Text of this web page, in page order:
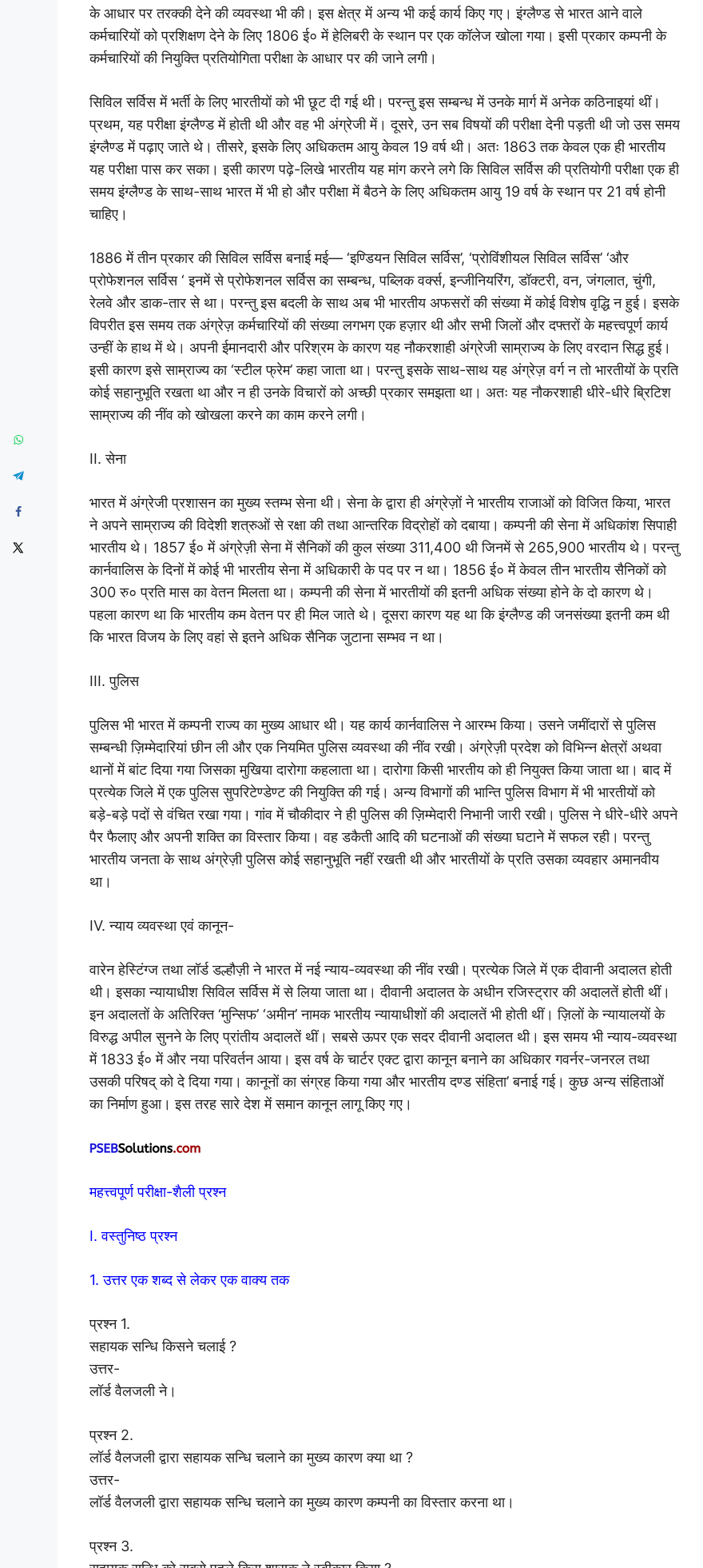
के आधार पर तरक्की देने की व्यवस्था भी की। इस क्षेत्र में अन्य भी कई कार्य किए गए। इंग्लैण्ड से भारत आने वाले
कर्मचारियों को प्रशिक्षण देने के लिए 1806 ई० में हेलिबरी के स्थान पर एक कॉलेज खोला गया। इसी प्रकार कम्पनी के
कर्मचारियों की नियुक्ति प्रतियोगिता परीक्षा के आधार पर की जाने लगी।
सिविल सर्विस में भर्ती के लिए भारतीयों को भी छूट दी गई थी। परन्तु इस सम्बन्ध में उनके मार्ग में अनेक कठिनाइयां थीं।
प्रथम, यह परीक्षा इंग्लैण्ड में होती थी और वह भी अंग्रेजी में। दूसरे, उन सब विषयों की परीक्षा देनी पड़ती थी जो उस समय
इंग्लैण्ड में पढ़ाए जाते थे। तीसरे, इसके लिए अधिकतम आयु केवल 19 वर्ष थी। अतः 1863 तक केवल एक ही भारतीय
यह परीक्षा पास कर सका। इसी कारण पढ़े-लिखे भारतीय यह मांग करने लगे कि सिविल सर्विस की प्रतियोगी परीक्षा एक ही
समय इंग्लैण्ड के साथ-साथ भारत में भी हो और परीक्षा में बैठने के लिए अधिकतम आयु 19 वर्ष के स्थान पर 21 वर्ष होनी
चाहिए।
1886 में तीन प्रकार की सिविल सर्विस बनाई मई— ‘इण्डियन सिविल सर्विस’, ‘प्रोविंशीयल सिविल सर्विस’ ‘और
प्रोफेशनल सर्विस ‘ इनमें से प्रोफेशनल सर्विस का सम्बन्ध, पब्लिक वर्क्स, इन्जीनियरिंग, डॉक्टरी, वन, जंगलात, चुंगी,
रेलवे और डाक-तार से था। परन्तु इस बदली के साथ अब भी भारतीय अफसरों की संख्या में कोई विशेष वृद्धि न हुई। इसके
विपरीत इस समय तक अंग्रेज़ कर्मचारियों की संख्या लगभग एक हज़ार थी और सभी जिलों और दफ्तरों के महत्त्वपूर्ण कार्य
उन्हीं के हाथ में थे। अपनी ईमानदारी और परिश्रम के कारण यह नौकरशाही अंग्रेजी साम्राज्य के लिए वरदान सिद्ध हुई।
इसी कारण इसे साम्राज्य का ‘स्टील फ्रेम’ कहा जाता था। परन्तु इसके साथ-साथ यह अंग्रेज़ वर्ग न तो भारतीयों के प्रति
कोई सहानुभूति रखता था और न ही उनके विचारों को अच्छी प्रकार समझता था। अतः यह नौकरशाही धीरे-धीरे ब्रिटिश
साम्राज्य की नींव को खोखला करने का काम करने लगी।
II. सेना
भारत में अंग्रेजी प्रशासन का मुख्य स्तम्भ सेना थी। सेना के द्वारा ही अंग्रेज़ों ने भारतीय राजाओं को विजित किया, भारत
ने अपने साम्राज्य की विदेशी शत्रुओं से रक्षा की तथा आन्तरिक विद्रोहों को दबाया। कम्पनी की सेना में अधिकांश सिपाही
भारतीय थे। 1857 ई० में अंग्रेज़ी सेना में सैनिकों की कुल संख्या 311,400 थी जिनमें से 265,900 भारतीय थे। परन्तु
कार्नवालिस के दिनों में कोई भी भारतीय सेना में अधिकारी के पद पर न था। 1856 ई० में केवल तीन भारतीय सैनिकों को
300 रु० प्रति मास का वेतन मिलता था। कम्पनी की सेना में भारतीयों की इतनी अधिक संख्या होने के दो कारण थे।
पहला कारण था कि भारतीय कम वेतन पर ही मिल जाते थे। दूसरा कारण यह था कि इंग्लैण्ड की जनसंख्या इतनी कम थी
कि भारत विजय के लिए वहां से इतने अधिक सैनिक जुटाना सम्भव न था।
III. पुलिस
पुलिस भी भारत में कम्पनी राज्य का मुख्य आधार थी। यह कार्य कार्नवालिस ने आरम्भ किया। उसने जमींदारों से पुलिस
सम्बन्धी ज़िम्मेदारियां छीन ली और एक नियमित पुलिस व्यवस्था की नींव रखी। अंग्रेज़ी प्रदेश को विभिन्न क्षेत्रों अथवा
थानों में बांट दिया गया जिसका मुखिया दारोगा कहलाता था। दारोगा किसी भारतीय को ही नियुक्त किया जाता था। बाद में
प्रत्येक जिले में एक पुलिस सुपरिटेण्डेण्ट की नियुक्ति की गई। अन्य विभागों की भान्ति पुलिस विभाग में भी भारतीयों को
बड़े-बड़े पदों से वंचित रखा गया। गांव में चौकीदार ने ही पुलिस की ज़िम्मेदारी निभानी जारी रखी। पुलिस ने धीरे-धीरे अपने
पैर फैलाए और अपनी शक्ति का विस्तार किया। वह डकैती आदि की घटनाओं की संख्या घटाने में सफल रही। परन्तु
भारतीय जनता के साथ अंग्रेज़ी पुलिस कोई सहानुभूति नहीं रखती थी और भारतीयों के प्रति उसका व्यवहार अमानवीय
था।
IV. न्याय व्यवस्था एवं कानून-
वारेन हेस्टिंग्ज तथा लॉर्ड डल्हौज़ी ने भारत में नई न्याय-व्यवस्था की नींव रखी। प्रत्येक जिले में एक दीवानी अदालत होती
थी। इसका न्यायाधीश सिविल सर्विस में से लिया जाता था। दीवानी अदालत के अधीन रजिस्ट्रार की अदालतें होती थीं।
इन अदालतों के अतिरिक्त ‘मुन्सिफ’ ‘अमीन’ नामक भारतीय न्यायाधीशों की अदालतें भी होती थीं। ज़िलों के न्यायालयों के
विरुद्ध अपील सुनने के लिए प्रांतीय अदालतें थीं। सबसे ऊपर एक सदर दीवानी अदालत थी। इस समय भी न्याय-व्यवस्था
में 1833 ई० में और नया परिवर्तन आया। इस वर्ष के चार्टर एक्ट द्वारा कानून बनाने का अधिकार गवर्नर-जनरल तथा
उसकी परिषद् को दे दिया गया। कानूनों का संग्रह किया गया और भारतीय दण्ड संहिता’ बनाई गई। कुछ अन्य संहिताओं
का निर्माण हुआ। इस तरह सारे देश में समान कानून लागू किए गए।
महत्त्वपूर्ण परीक्षा-शैली प्रश्न
I. वस्तुनिष्ठ प्रश्न
1. उत्तर एक शब्द से लेकर एक वाक्य तक
प्रश्न 1.
सहायक सन्धि किसने चलाई ?
उत्तर-
लॉर्ड वैलजली ने।
प्रश्न 2.
लॉर्ड वैलजली द्वारा सहायक सन्धि चलाने का मुख्य कारण क्या था ?
उत्तर-
लॉर्ड वैलजली द्वारा सहायक सन्धि चलाने का मुख्य कारण कम्पनी का विस्तार करना था।
प्रश्न 3.